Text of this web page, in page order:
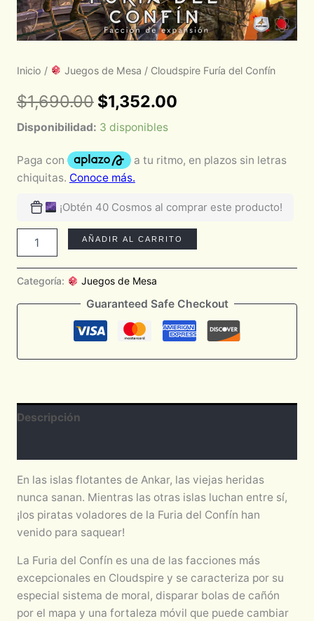
Inicio / Juegos de Mesa / Cloudspire Furía del Confín
$1,690.00 $1,352.00
Disponibilidad: 3 disponibles
¡Obtén 40 Cosmos al comprar este producto!
AÑADIR AL CARRITO
Categoría: Juegos de Mesa
Guaranteed Safe Checkout
Descripción
En las islas flotantes de Ankar, las viejas heridas
nunca sanan. Mientras las otras islas luchan entre sí,
¡los piratas voladores de la Furia del Confín han
venido para saquear!
La Furia del Confín es una de las facciones más
excepcionales en Cloudspire y se caracteriza por su
especial sistema de moral, disparar bolas de cañón
por el mapa y una fortaleza móvil que puede cambiar